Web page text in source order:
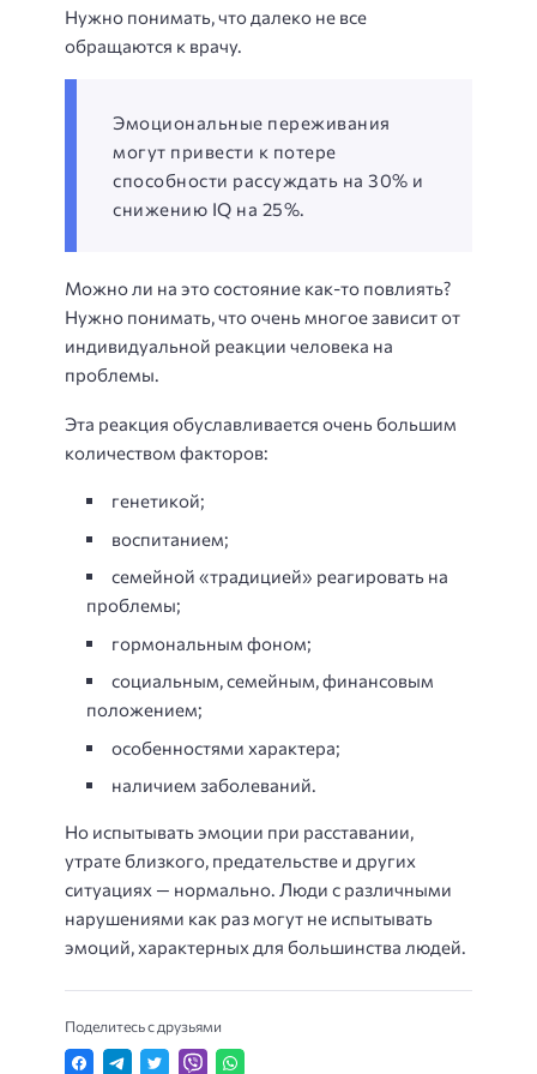
Нужно понимать, что далеко не все
обращаются к врачу.
Эмоциональные переживания
могут привести к потере
способности рассуждать на 30% и
снижению IQ на 25%.
Можно ли на это состояние как-то повлиять?
Нужно понимать, что очень многое зависит от
индивидуальной реакции человека на
проблемы.
Эта реакция обуславливается очень большим
количеством факторов:
генетикой;
воспитанием;
семейной «традицией» реагировать на
проблемы;
гормональным фоном;
социальным, семейным, финансовым
положением;
особенностями характера;
наличием заболеваний.
Но испытывать эмоции при расставании,
утрате близкого, предательстве и других
ситуациях — нормально. Люди с различными
нарушениями как раз могут не испытывать
эмоций, характерных для большинства людей.
Поделитесь с друзьями